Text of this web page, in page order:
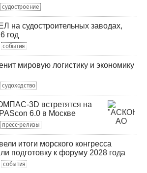
судостроение
судостроительных заводах,
год
события
мировую логистику и экономику
судоходство
3D встретятся на
6.0 в Москве
пресс-релизы
итоги морского конгресса
подготовку к форуму 2028 года
события